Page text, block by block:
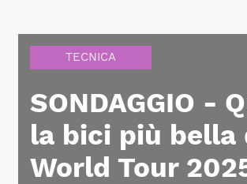
TECNICA
SONDAGGIO -
la bici più bella
World Tour